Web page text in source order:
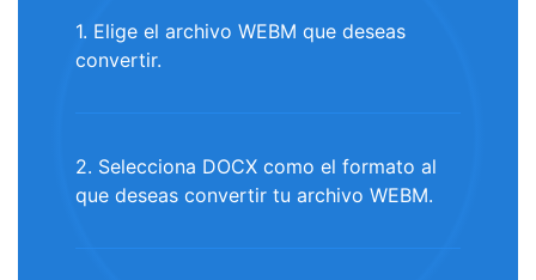
1. Elige el archivo WEBM que deseas
convertir.
2. Selecciona DOCX como el formato al
que deseas convertir tu archivo WEBM.